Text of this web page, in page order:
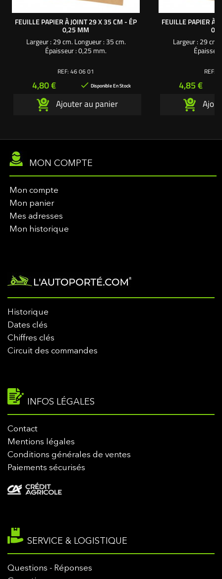
FEUILLE PAPIER À JOINT 29 X 35 CM - ÉP
0,25 MM
Largeur : 29 cm. Longueur : 35 cm.
Épaisseur : 0,25 mm.
REF: 46 06 01
Prix
4,80 €  Disponible En Stock
Ajouter au panier
FEUILLE PAPIER À
Largeur : 29
REF:
Prix
4,85 €
MON COMPTE
Mon compte
Mon panier
Mes adresses
Mon historique
Historique
Dates clés
Chiffres clés
Circuit des commandes
INFOS LÉGALES
Contact
Mentions légales
Conditions générales de ventes
Paiements sécurisés
SERVICE & LOGISTIQUE
Questions - Réponses